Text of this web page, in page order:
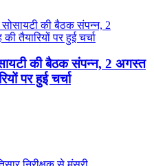
की बैठक संपन्न, 2 अगस्त
पर हुई चर्चा